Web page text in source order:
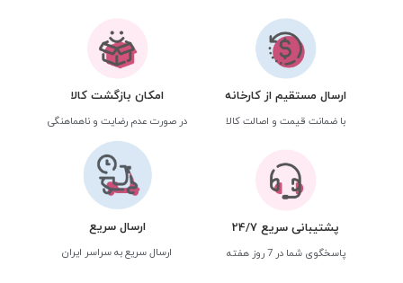
ارسال مستقیم از کارخانه
با ضمانت قیمت و اصالت کالا
امکان بازگشت کالا
در صورت عدم رضایت و ناهماهنگی
پشتیبانی سریع 24/7
پاسخگوی شما در 7 روز هفته
ارسال سریع
ارسال سریع به سراسر ایران